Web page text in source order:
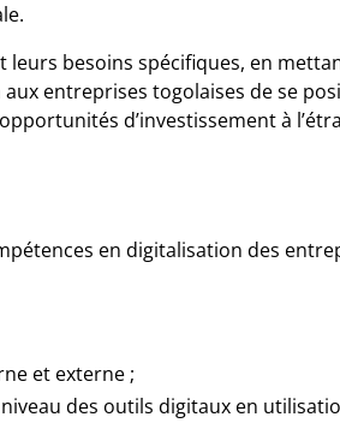
besoins spécifiques, en
entreprises togolaises de se
d’investissement à
en digitalisation des
et externe ;
des outils digitaux en